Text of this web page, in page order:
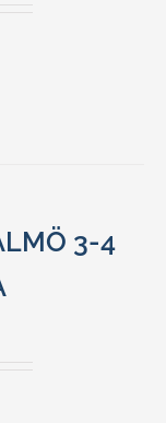
3-4